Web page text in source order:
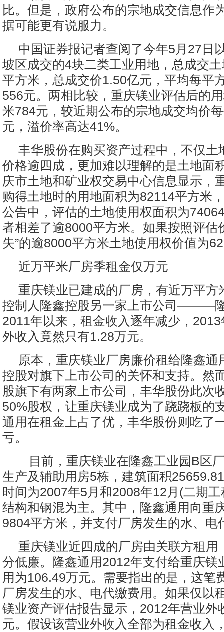
比。但是，政府公布的宗地成交信息作
据可能更有说服力。
中国证券报记者查阅了今年5月27日
坡区成交的4块二类工业用地，总成交
平方米，总成交价1.50亿元，平均每平
556元。两相比较，重庆镁业评估后的
米784元，较近期公布的宗地成交均价
元，溢价率高达41%。
丰华股份在购买资产过程中，不仅土
价格逾四成，更加难以理解的是土地面
庆市土地和矿业权交易中心信息显示，
购得土地时的用地面积为82114平方米
公告中，评估的土地使用权面积为
者相差了逾8000平方米。如果按照评估
失”的逾8000平方米土地使用权价值为
近万平米厂房季租金仅万元
重庆镁业已建成的厂房，有近万平方
控制人隆鑫控股另一家上市公司———
2011年以来，租金收入逐年减少，
外收入竟然只有1.28万元。
原本，重庆镁业厂房廉价租给隆鑫通
控股对旗下上市公司的关怀和支持。然
股旗下有两家上市公司，丰华股份此次
50%股权，让重庆镁业成为了跷跷板的
通用在租金上占了优，丰华股份则吃了
亏。
目前，重庆镁业在隆鑫工业园B区
生产及辅助用房5栋，建筑面积
时间为2007年5月和2008年12月(二期
结构和钢混为主。其中，隆鑫通用向重
9804平方米，并支付厂房发生的水、电
重庆镁业近四成的厂房由关联方租用
分低廉。隆鑫通用2012年支付给重庆镁
用为106.49万元。需要指出的是，这笔
厂房发生的水、电代缴费用。如果仅以
镁业资产评估报告显示，2012年营业外
元。假设该营业外收入全部为租金收入